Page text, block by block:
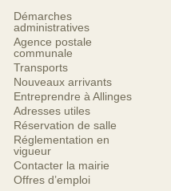
Démarches
administratives
Agence postale
communale
Transports
Nouveaux arrivants
Entreprendre à Allinges
Adresses utiles
Réservation de salle
Réglementation en
vigueur
Contacter la mairie
Offres d’emploi